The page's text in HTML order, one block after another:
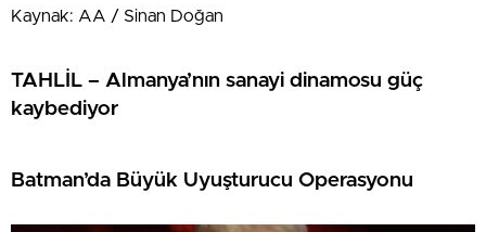
Kaynak: AA / Sinan Doğan
TAHLİL – Almanya’nın sanayi dinamosu güç
kaybediyor
Batman’da Büyük Uyuşturucu Operasyonu